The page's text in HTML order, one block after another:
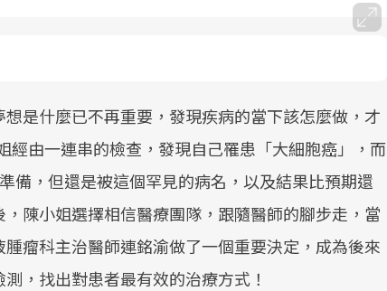
想是什麼已不再重要，發現疾病的當下該怎麼做，才
經由一連串的檢查，發現自己罹患「大細胞癌」，而
備，但還是被這個罕見的病名，以及結果比預期還
陳小姐選擇相信醫療團隊，跟隨醫師的腳步走，當
瘤科主治醫師連銘渝做了一個重要決定，成為後來
，找出對患者最有效的治療方式！
政策如「健康台灣推動委員會」與「長
照3.0」的推進，「預防醫學」已成全民
關注的核心議題。然而，健檢不只是醫
療院所的服務，更是民眾了解自身健康
狀況、啟動健康管理的重要起點。
前往專題
全面啟動你的健康革命！
前往專題
建立對亞健康的認知，進而引導實際的
改善行動。
前往專題